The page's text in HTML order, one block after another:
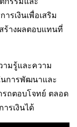
รเงินเพื่อเสริม
ร้างผลตอบแทนที่
ามรู้และความ
นการพัฒนาและ
ถตอบโจทย์ ตลอด
รเงินได้